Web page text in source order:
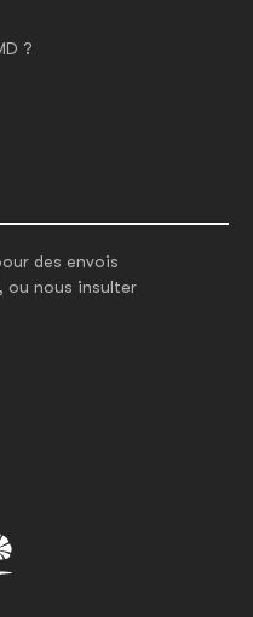
?
des envois
ou nous insulter